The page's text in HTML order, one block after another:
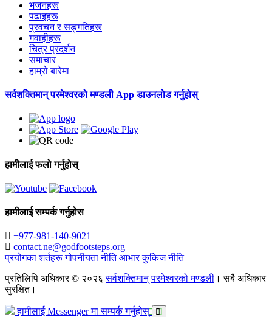
भजनहरू
पढाइहरू
प्रवचन र सङ्गतिहरू
गवाहीहरू
चित्र प्रदर्शन
समाचार
हाम्रो बारेमा
सर्वशक्तिमान्‌ परमेश्‍वरको मण्डली App डाउनलोड गर्नुहोस्
हामीलाई फलो गर्नुहोस्
हामीलाई सम्पर्क गर्नुहोस
+977-981-140-9021
contact.ne@godfootsteps.org
प्रयोगका शर्तहरू गोपनीयता नीति आभार कुकिज नीति
प्रतिलिपि अधिकार © २०२६सर्वशक्तिमान्‌ परमेश्‍वरको मण्डली । सबै अधिकार
सुरक्षित।
हामीलाई Messenger मा सम्पर्क गर्नुहोस्